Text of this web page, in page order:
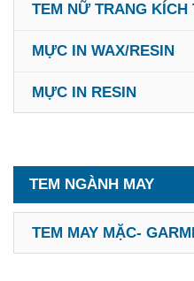
TEM NỮ TRANG KÍCH
MỰC IN WAX/RESIN
MỰC IN RESIN
TEM NGÀNH MAY
TEM MAY MẶC-